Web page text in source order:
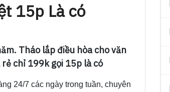
15p Là có
Tháo lắp điều hòa cho văn
chỉ 199k gọi 15p là có
24/7 các ngày trong tuần, chuyên